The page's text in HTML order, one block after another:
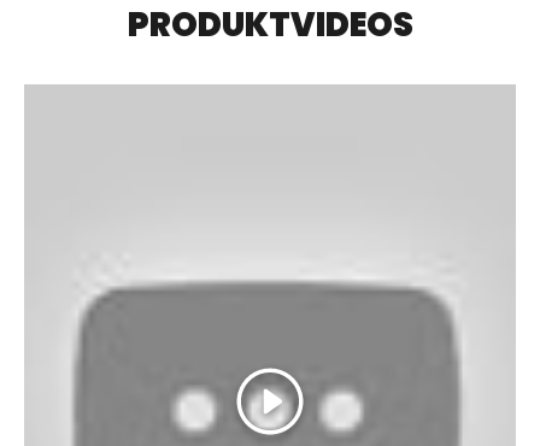
PRODUKTVIDEOS
Abspielen